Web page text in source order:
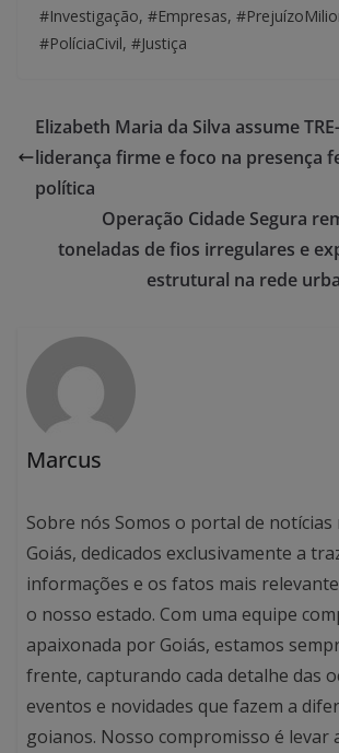
#Investigação, #Empresas,
#PolíciaCivil, #Justiça
Elizabeth Maria da Silva assume
liderança firme e foco na presença
política
Operação Cidade Segura
toneladas de fios irregulares e
estrutural na rede
Marcus
Sobre nós Somos o portal de notícias
Goiás, dedicados exclusivamente a
informações e os fatos mais
o nosso estado. Com uma equipe
apaixonada por Goiás, estamos
frente, capturando cada detalhe das
eventos e novidades que fazem a
goianos. Nosso compromisso é levar